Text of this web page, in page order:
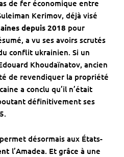
de fer économique entre
Kerimov, déjà visé
depuis 2018 pour
a vu ses avoirs scrutés
conflit ukrainien. Si un
Khoudaïnatov, ancien
de revendiquer la propriété
a conclu qu’il n’était
définitivement ses
désormais aux États-
l’Amadea. Et grâce à une